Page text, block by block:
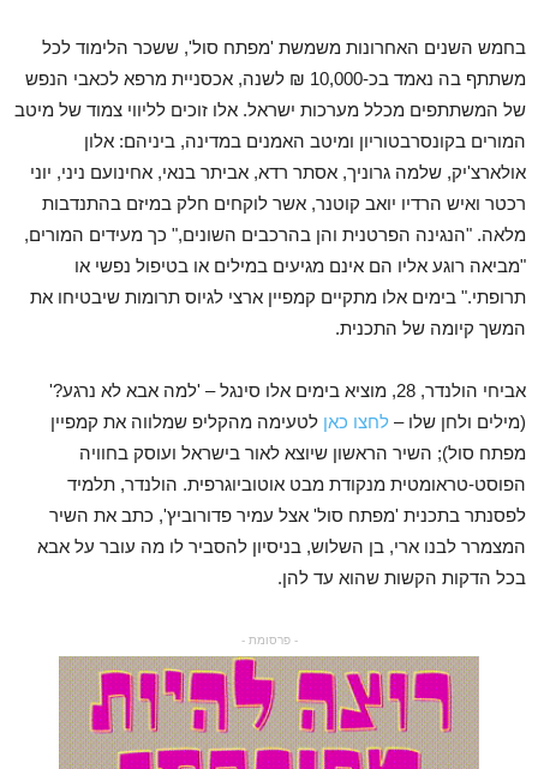
בחמש השנים האחרונות משמשת 'מפתח סול', ששכר הלימוד לכל
משתתף בה נאמד בכ-10,000 ₪ לשנה, אכסניית מרפא לכאבי הנפש
של המשתתפים מכלל מערכות ישראל. אלו זוכים לליווי צמוד של מיטב
המורים בקונסרבטוריון ומיטב האמנים במדינה, ביניהם: אלון
אולארצ'יק, שלמה גרוניך, אסתר רדא, אביתר בנאי, אחינועם ניני, יוני
רכטר ואיש הרדיו יואב קוטנר, אשר לוקחים חלק במיזם בהתנדבות
מלאה. "הנגינה הפרטנית והן בהרכבים השונים," כך מעידים המורים,
"מביאה רוגע אליו הם אינם מגיעים במילים או בטיפול נפשי או
תרופתי." בימים אלו מתקיים קמפיין ארצי לגיוס תרומות שיבטיחו את
המשך קיומה של התכנית.
אביחי הולנדר, 28, מוציא בימים אלו סינגל – 'למה אבא לא נרגע?'
(מילים ולחן שלו – לחצו כאן לטעימה מהקליפ שמלווה את קמפיין
מפתח סול); השיר הראשון שיוצא לאור בישראל ועוסק בחוויה
הפוסט-טראומטית מנקודת מבט אוטוביוגרפית. הולנדר, תלמיד
לפסנתר בתכנית 'מפתח סול' אצל עמיר פדורוביץ', כתב את השיר
המצמרר לבנו ארי, בן השלוש, בניסיון להסביר לו מה עובר על אבא
בכל הדקות הקשות שהוא עד להן.
- פרסומת -